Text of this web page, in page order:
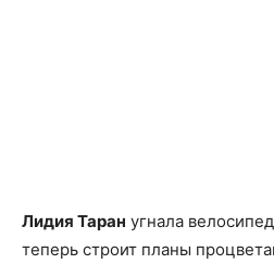
Лидия Таран угнала
теперь строит планы